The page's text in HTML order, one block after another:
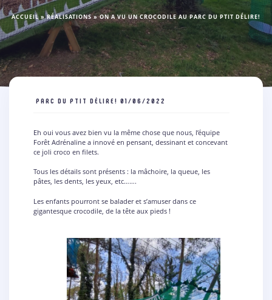
ACCUEIL »RÉALISATIONS»ON A VU UN CROCODILE AU PARC DU PTIT DÉLIRE!
PARC DU PTIT DÉLIRE! 01/06/2022
Eh oui vous avez bien vu la même chose que nous, l’équipe
Forêt Adrénaline a innové en pensant, dessinant et concevant
ce joli croco en filets.
Tous les détails sont présents : la mâchoire, la queue, les
pâtes, les dents, les yeux, etc…….
Les enfants pourront se balader et s’amuser dans ce
gigantesque crocodile, de la tête aux pieds !